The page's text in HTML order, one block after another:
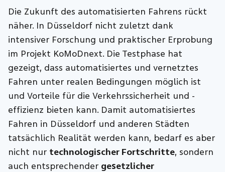
Die Zukunft des automatisierten Fahrens rückt
näher. In Düsseldorf nicht zuletzt dank
intensiver Forschung und praktischer Erprobung
im Projekt KoMoDnext. Die Testphase hat
gezeigt, dass automatisiertes und vernetztes
Fahren unter realen Bedingungen möglich ist
und Vorteile für die Verkehrssicherheit und -
effizienz bieten kann. Damit automatisiertes
Fahren in Düsseldorf und anderen Städten
tatsächlich Realität werden kann, bedarf es aber
nicht nur technologischer Fortschritte, sondern
auch entsprechender gesetzlicher